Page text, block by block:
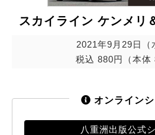
スカイライン ケンメリ
2021年9月29日（
税込 880円（本体
オンライン
八重洲出版公式